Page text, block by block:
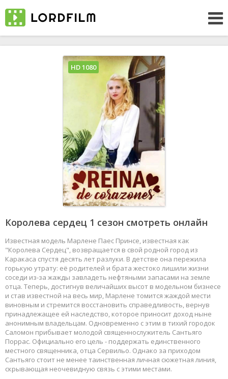
Королева сердец 1 сезон смотреть онлайн
Известная модель Марлене Паес Принсе, известная как
"Королева Сердец", возвращается в свой родной город из
Каракаса спустя десять лет разлуки. В детстве она пережила
горькую утрату: её родителей и брата жестоко лишили жизни
соседи из-за жажды завладеть нефтяными запасами на земле
отца. Теперь, достигнув величайших высот в модельном бизнесе
и став известной на весь мир, Марлене томится жаждой мести
виновным и стремится восстановить справедливость, вернув
принадлежащее ей наследство, которое приносит доход ныне
анонимным владельцам. Одновременно с этим в тихий городок
Саломон прибывает молодой священнослужитель Сантьяго
Поррас. Официально его цель - поддержать единственного
местного священника, отца Сервильо. Однако за приходом
Сантьяго стоит не менее таинственная личная сюжетная линия,
скрывающая неочевидную связь с этими местами.
HD 1080